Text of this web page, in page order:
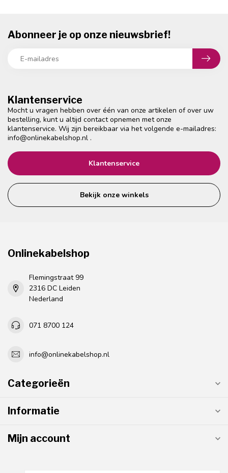
Klantenservice
Mocht u vragen hebben over één van onze artikelen of over uw
bestelling, kunt u altijd contact opnemen met onze
klantenservice. Wij zijn bereikbaar via het volgende e-mailadres:
info@onlinekabelshop.nl .
Klantenservice
Bekijk onze winkels
Abonneer je op onze nieuwsbrief!
Onlinekabelshop
Flemingstraat 99
2316 DC Leiden
Nederland
071 8700 124
info@onlinekabelshop.nl
Categorieën
Informatie
Mijn account